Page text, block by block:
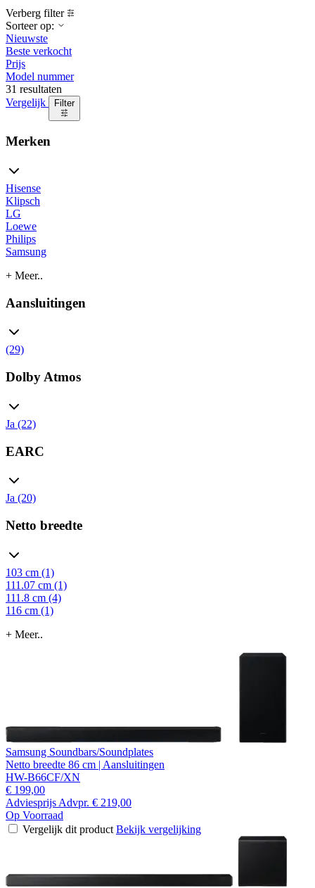
Verberg filter
Sorteer op:
Nieuwste
Beste verkocht
Prijs
Model nummer
31 resultaten
Vergelijk
Filter
Merken
Hisense
Klipsch
LG
Loewe
Philips
Samsung
+ Meer..
Aansluitingen
(29)
Dolby Atmos
Ja (22)
EARC
Ja (20)
Netto breedte
103 cm (1)
111.07 cm (1)
111.8 cm (4)
116 cm (1)
+ Meer..
Samsung Soundbars/Soundplates
Netto breedte 86 cm | Aansluitingen
HW-B66CF/XN
€ 199,00
Adviesprijs Advpr. € 219,00
Op Voorraad
Vergelijk dit product Bekijk vergelijking